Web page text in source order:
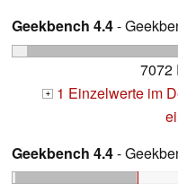
Geekbench 4.4-
7072
+ 1 Einzelwerte im
Geekbench 4.4-